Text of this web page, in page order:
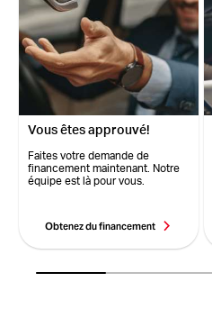
Vous êtes approuvé!
Faites votre demande de
financement maintenant. Notre
équipe est là pour vous.
Obtenez du financement